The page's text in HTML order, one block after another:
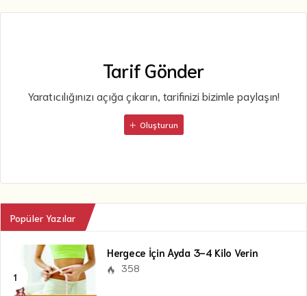
Tarif Gönder
Yaratıcılığınızı açığa çıkarın, tarifinizi bizimle paylaşın!
Oluşturun
Popüler Yazılar
Hergece İçin Ayda 3-4 Kilo Verin
358